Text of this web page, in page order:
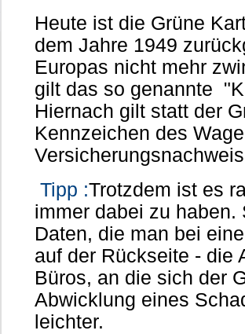
Heute ist die Grüne
dem Jahre 1949
Europas nicht mehr
gilt das so genannte
Hiernach gilt statt der
Kennzeichen des
Tipp :Trotzdem ist es
immer dabei zu
Daten, die man bei
auf der Rückseite - die
Büros, an die sich der
Abwicklung eines
leichter.